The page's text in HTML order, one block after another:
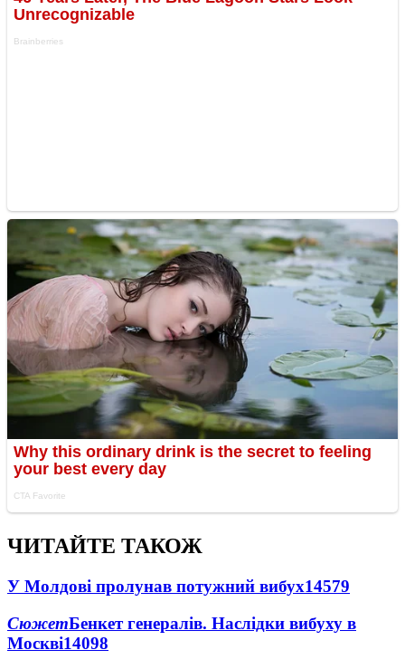
ЧИТАЙТЕ ТАКОЖ
У Молдові пролунав потужний вибух14579
СюжетБенкет генералів. Наслідки вибуху в
Москві14098